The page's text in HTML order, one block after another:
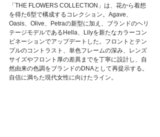
「THE FLOWERS COLLECTION」は、花から着想
を得た6型で構成するコレクション。Agave、
Oasis、Olive、Petraの新型に加え、ブランドのヘリ
テージモデルであるHella、Lilyを新たなカラーコン
ビネーションでアップデートした。フロントとテン
プルのコントラスト、単色フレームの深み、レンズ
サイズやフロント厚の差異までを丁寧に設計し、自
然由来の色調をブランドのDNAとして再提示する。
自信に満ちた現代女性に向けたライン。